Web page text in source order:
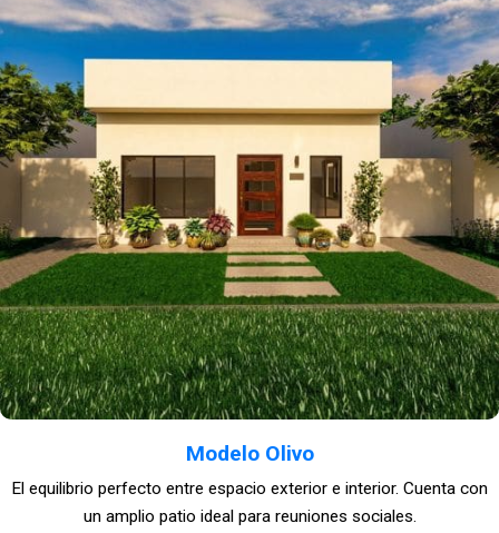
Modelo Olivo
El equilibrio perfecto entre espacio exterior e interior. Cuenta con
un amplio patio ideal para reuniones sociales.